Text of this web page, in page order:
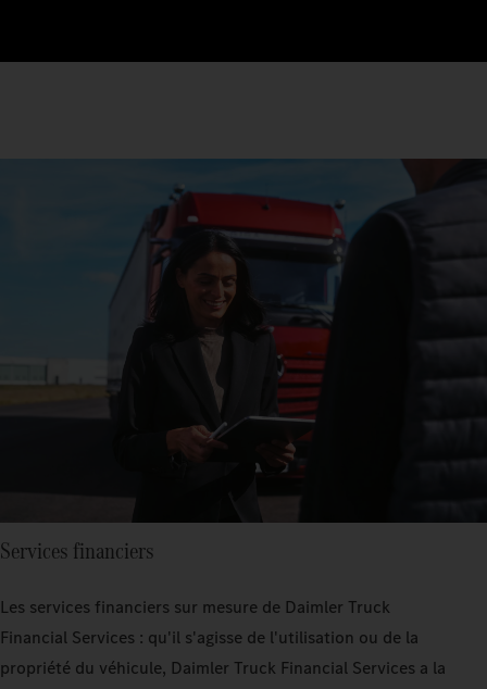
Services financiers
Les services financiers sur mesure de Daimler Truck
Financial Services : qu'il s'agisse de l'utilisation ou de la
propriété du véhicule, Daimler Truck Financial Services a la